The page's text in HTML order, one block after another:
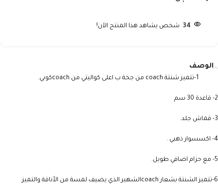
34 شخص يشاهد هذا المنتج الآن!
الوصف
1-تتميز شنتة coach من جخة ب اعلى كواليتي من coachكوبي.
2- قاعدة 30 سم
3- قماش جلد.
4- اكسسوار ذهبي .
5- مع حزام اضافي طويل.
6-تتميز الشنتة بشعار coachالشهير الذي يضيف لمسة من الأناقة والتميز.